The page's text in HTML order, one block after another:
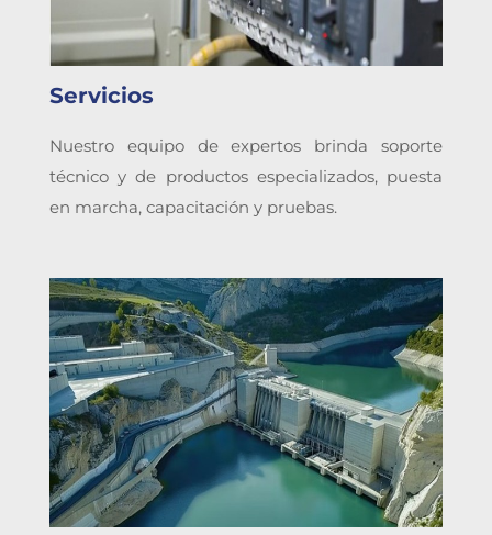
Servicios
Nuestro equipo de expertos brinda soporte
técnico y de productos especializados, puesta
en marcha, capacitación y pruebas.